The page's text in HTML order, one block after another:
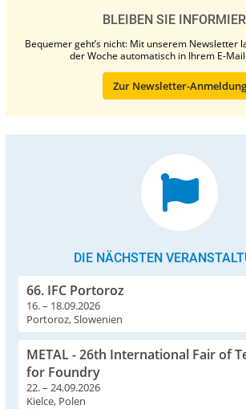
BLEIBEN SIE
Bequemer geht’s nicht: Mit unserem Newsletter
der Woche automatisch in Ihrem E-
Zur Newsletter-Anmeldung
DIE NÄCHSTEN
66. IFC Portoroz
16. – 18.09.2026
Portoroz, Slowenien
METAL - 26th International Fair of
for Foundry
22. – 24.09.2026
Kielce, Polen